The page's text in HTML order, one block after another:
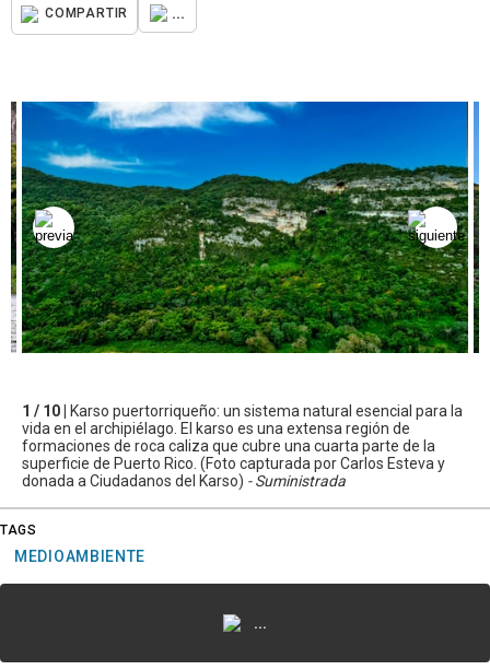
COMPARTIR ...
1 / 10 |
Karso puertorriqueño: un sistema natural esencial para la
vida en el archipiélago. El karso es una extensa región de
formaciones de roca caliza que cubre una cuarta parte de la
superficie de Puerto Rico. (Foto capturada por Carlos Esteva y
donada a Ciudadanos del Karso) - Suministrada
TAGS
MEDIOAMBIENTE
...